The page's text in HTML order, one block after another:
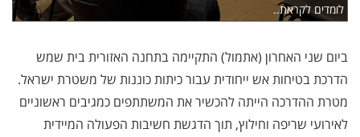
לומדים לקראת..
ביום שני האחרון (אתמול) התקיימה בתחנה האזורית בית שמש
הדרכת בטיחות אש ייחודית עבור כיתות כוננות של משטרת ישראל.
מטרת ההדרכה הייתה להכשיר את המשתתפים כמגיבים ראשוניים
לאירועי שריפה וחילוץ, תוך הדגשת חשיבות הפעולה המיידית